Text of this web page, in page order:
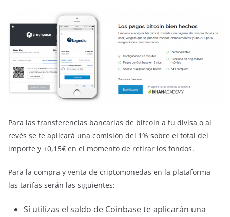
Para las transferencias bancarias de bitcoin a tu divisa o al
revés se te aplicará una comisión del 1% sobre el total del
importe y +0,15€ en el momento de retirar los fondos.
Para la compra y venta de criptomonedas en la plataforma
las tarifas serán las siguientes:
Sí utilizas el saldo de Coinbase te aplicarán una